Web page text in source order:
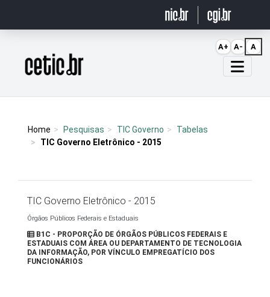
Página inicial
Home Pesquisas TIC Governo
Tabelas
TIC Governo Eletrônico - 2015
TIC Governo Eletrônico - 2015
Órgãos Públicos Federais e Estaduais
B1C - PROPORÇÃO DE ÓRGÃOS PÚBLICOS FEDERAIS E
ESTADUAIS COM ÁREA OU DEPARTAMENTO DE TECNOLOGIA
DA INFORMAÇÃO, POR VÍNCULO EMPREGATÍCIO DOS
FUNCIONÁRIOS
A+ A- A